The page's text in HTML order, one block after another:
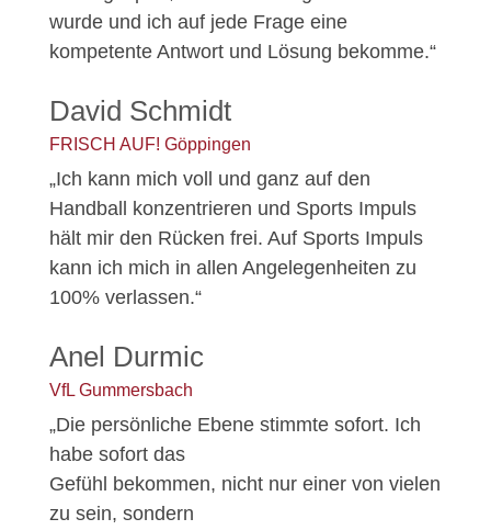
wurde und ich auf jede Frage eine
kompetente Antwort und Lösung bekomme.“
David Schmidt
FRISCH AUF! Göppingen
„Ich kann mich voll und ganz auf den
Handball konzentrieren und Sports Impuls
hält mir den Rücken frei. Auf Sports Impuls
kann ich mich in allen Angelegenheiten zu
100% verlassen.“
Anel Durmic
VfL Gummersbach
„Die persönliche Ebene stimmte sofort. Ich
habe sofort das
Gefühl bekommen, nicht nur einer von vielen
zu sein, sondern